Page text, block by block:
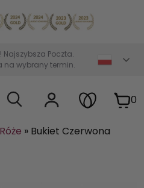
Dostawa
Najszybsza Poczta.
na wybrany termin.
0
Róże » Bukiet Czerwona